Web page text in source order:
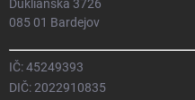
Duklianska 3726
085 01 Bardejov
IČ: 45249393
DIČ: 2022910835